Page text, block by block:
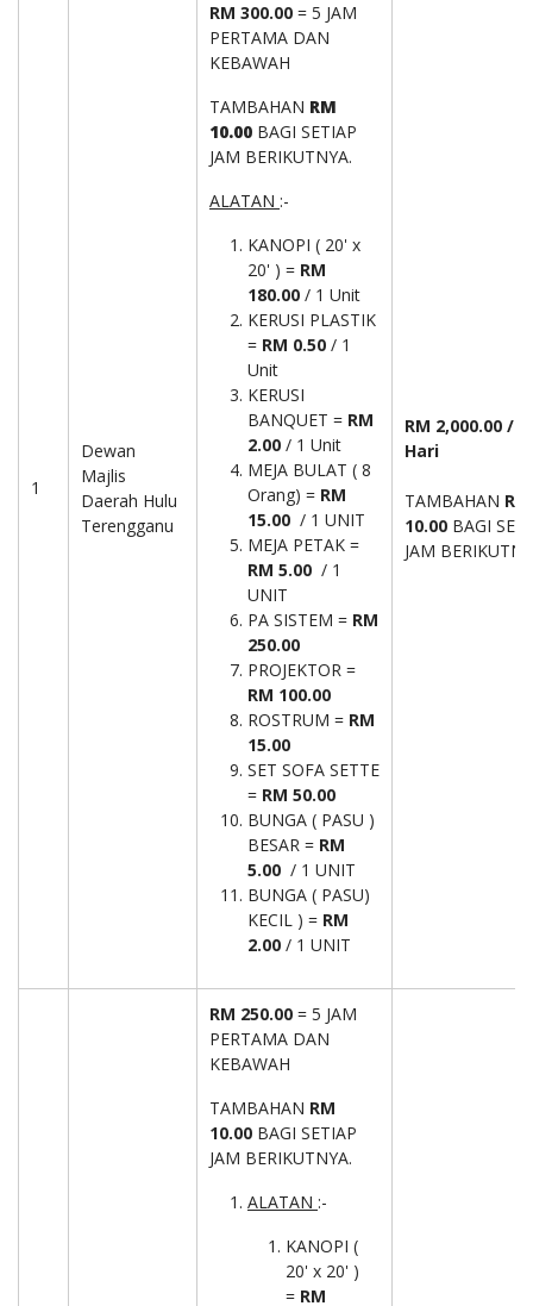
1
Dewan
Majlis
Daerah Hulu
Terengganu
RM 300.00 = 5 JAM
PERTAMA DAN
KEBAWAH
TAMBAHAN RM
10.00 BAGI SETIAP
JAM BERIKUTNYA.
ALATAN :-
KANOPI ( 20' x
20' ) = RM
180.00 / 1 Unit
KERUSI PLASTIK
= RM 0.50 / 1
Unit
KERUSI
BANQUET = RM
2.00 / 1 Unit
MEJA BULAT ( 8
Orang) = RM
15.00 / 1 UNIT
MEJA PETAK =
RM 5.00 / 1
UNIT
PA SISTEM = RM
250.00
PROJEKTOR =
RM 100.00
ROSTRUM = RM
15.00
SET SOFA SETTE
= RM 50.00
BUNGA ( PASU )
BESAR = RM
5.00 / 1 UNIT
BUNGA ( PASU)
KECIL ) = RM
2.00 / 1 UNIT
RM 2,000.00 /
Hari
TAMBAHAN RM
10.00 BAGI
JAM
RM 250.00 = 5 JAM
PERTAMA DAN
KEBAWAH
TAMBAHAN RM
10.00 BAGI SETIAP
JAM BERIKUTNYA.
ALATAN :-
KANOPI (
20' x 20' )
= RM